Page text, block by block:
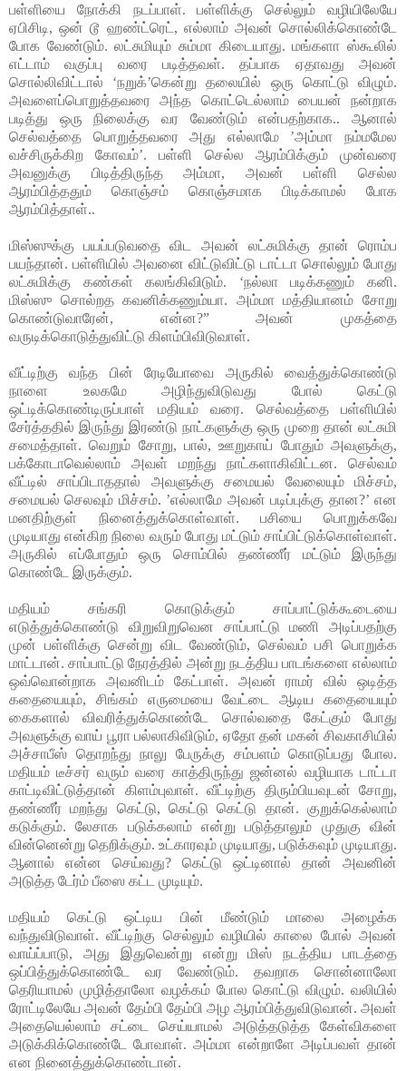
பள்ளியை நோக்கி நடப்பாள். பள்ளிக்கு செல்லும் வழியிலேயே
ஏபிசிடி, ஒன் டூ ஹண்ட்ரெட், எல்லாம் அவன் சொல்லிக்கொண்டே
போக வேண்டும். லட்சுமியும் சும்மா கிடையாது. மங்களா ஸ்கூலில்
எட்டாம் வகுப்பு வரை படித்தவள். தப்பாக ஏதாவது அவன்
சொல்லிவிட்டால் ‘நறுக்’கென்று தலையில் ஒரு கொட்டு விழும்.
அவளைப்பொறுத்தவரை அந்த கொட்டெல்லாம் பையன் நன்றாக
படித்து ஒரு நிலைக்கு வர வேண்டும் என்பதற்காக.. ஆனால்
செல்வத்தை பொறுத்தவரை அது எல்லாமே ’அம்மா நம்மமேல
வச்சிருக்கிற கோவம்’. பள்ளி செல்ல ஆரம்பிக்கும் முன்வரை
அவனுக்கு பிடித்திருந்த அம்மா, அவன் பள்ளி செல்ல
ஆரம்பித்ததும் கொஞ்சம் கொஞ்சமாக பிடிக்காமல் போக
ஆரம்பித்தாள்..
மிஸ்ஸுக்கு பயப்படுவதை விட அவன் லட்சுமிக்கு தான் ரொம்ப
பயந்தான். பள்ளியில் அவனை விட்டுவிட்டு டாட்டா சொல்லும் போது
லட்சுமிக்கு கண்கள் கலங்கிவிடும். ‘நல்லா படிக்கணும் கனி.
மிஸ்ஸு சொல்றத கவனிக்கணும்யா. அம்மா மத்தியானம் சோறு
கொண்டுவாரேன், என்ன?” அவன் முகத்தை
வருடிக்கொடுத்துவிட்டு கிளம்பிவிடுவாள்.
வீட்டிற்கு வந்த பின் ரேடியோவை அருகில் வைத்துக்கொண்டு
நாளை உலகமே அழிந்துவிடுவது போல் கெட்டு
ஒட்டிக்கொண்டிருப்பாள் மதியம் வரை. செல்வத்தை பள்ளியில்
சேர்த்ததில் இருந்து இரண்டு நாட்களுக்கு ஒரு முறை தான் லட்சுமி
சமைத்தாள். வெறும் சோறு, பால், ஊறுகாய் போதும் அவளுக்கு,
பக்கோடாவெல்லாம் அவள் மறந்து நாட்களாகிவிட்டன. செல்வம்
வீட்டில் சாப்பிடாததால் அவளுக்கு சமையல் வேலையும் மிச்சம்,
சமையல் செலவும் மிச்சம். ’எல்லாமே அவன் படிப்புக்கு தான?’ என
மனதிற்குள் நினைத்துக்கொள்வாள். பசியை பொறுக்கவே
முடியாது என்கிற நிலை வரும் போது மட்டும் சாப்பிட்டுக்கொள்வாள்.
அருகில் எப்போதும் ஒரு சொம்பில் தண்ணீர் மட்டும் இருந்து
கொண்டே இருக்கும்.
மதியம் சங்கரி கொடுக்கும் சாப்பாட்டுக்கூடையை
எடுத்துக்கொண்டு விறுவிறுவென சாப்பாட்டு மணி அடிப்பதற்கு
முன் பள்ளிக்கு சென்று விட வேண்டும், செல்வம் பசி பொறுக்க
மாட்டான். சாப்பாட்டு நேரத்தில் அன்று நடத்திய பாடங்களை எல்லாம்
ஒவ்வொன்றாக அவனிடம் கேட்பாள். அவன் ராமர் வில் ஒடித்த
கதையையும், சிங்கம் எருமையை வேட்டை ஆடிய கதையையும்
கைகளால் விவரித்துக்கொண்டே சொல்வதை கேட்கும் போது
அவளுக்கு வாய் பூரா பல்லாகிவிடும், ஏதோ தன் மகன் சிவகாசியில்
அச்சாபீஸ் தொறந்து நாலு பேருக்கு சம்பளம் கொடுப்பது போல.
மதியம் டீச்சர் வரும் வரை காத்திருந்து ஜன்னல் வழியாக டாட்டா
காட்டிவிட்டுத்தான் கிளம்புவாள். வீட்டிற்கு திரும்பியவுடன் சோறு,
தண்ணீர் மறந்து கெட்டு, கெட்டு கெட்டு தான். குறுக்கெல்லாம்
கடுக்கும். லேசாக படுக்கலாம் என்று படுத்தாலும் முதுகு வின்
வின்னென்று தெறிக்கும். உட்காரவும் முடியாது, படுக்கவும் முடியாது.
ஆனால் என்ன செய்வது? கெட்டு ஒட்டினால் தான் அவனின்
அடுத்த டேர்ம் பீஸை கட்ட முடியும்.
மதியம் கெட்டு ஒட்டிய பின் மீண்டும் மாலை அழைக்க
வந்துவிடுவாள். வீட்டிற்கு செல்லும் வழியில் காலை போல் அவன்
வாய்ப்பாடு, அது இதுவென்று என்று மிஸ் நடத்திய பாடத்தை
ஒப்பித்துக்கொண்டே வர வேண்டும். தவறாக சொன்னாலோ
தெரியாமல் முழித்தாலோ வழக்கம் போல கொட்டு விழும். வலியில்
ரோட்டிலேயே அவன் தேம்பி தேம்பி அழ ஆரம்பித்துவிடுவான். அவள்
அதையெல்லாம் சட்டை செய்யாமல் அடுத்தடுத்த கேள்விகளை
அடுக்கிக்கொண்டே போவாள். அம்மா என்றாளே அடிப்பவள் தான்
என நினைத்துக்கொண்டான்.